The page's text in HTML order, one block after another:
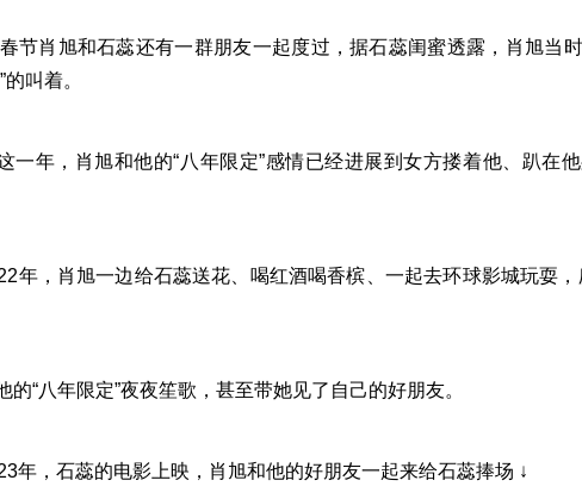
节肖旭和石蕊还有一群朋友一起度过，据石蕊闺蜜透露，肖旭当
的叫着。
一年，肖旭和他的“八年限定”感情已经进展到女方搂着他、趴在
年，肖旭一边给石蕊送花、喝红酒喝香槟、一起去环球影城玩耍，
的“八年限定”夜夜笙歌，甚至带她见了自己的好朋友。
年，石蕊的电影上映，肖旭和他的好朋友一起来给石蕊捧场 ↓